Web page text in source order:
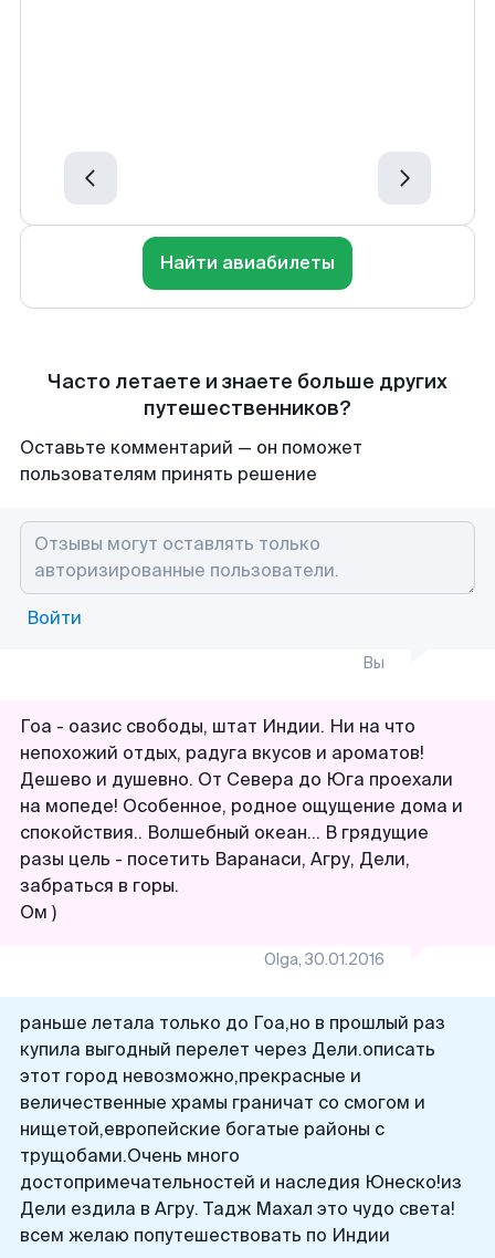
Найти авиабилеты
Часто летаете и знаете больше других
путешественников?
Оставьте комментарий — он поможет
пользователям принять решение
Войти
Вы
Гоа - оазис свободы, штат Индии. Ни на что
непохожий отдых, радуга вкусов и ароматов!
Дешево и душевно. От Севера до Юга проехали
на мопеде! Особенное, родное ощущение дома и
спокойствия.. Волшебный океан... В грядущие
разы цель - посетить Варанаси, Агру, Дели,
забраться в горы.
Ом )
Olga, 30.01.2016
раньше летала только до Гоа,но в прошлый раз
купила выгодный перелет через Дели.описать
этот город невозможно,прекрасные и
величественные храмы граничат со смогом и
нищетой,европейские богатые районы с
трущобами.Очень много
достопримечательностей и наследия Юнеско!из
Дели ездила в Агру. Тадж Махал это чудо света!
всем желаю попутешествовать по Индии